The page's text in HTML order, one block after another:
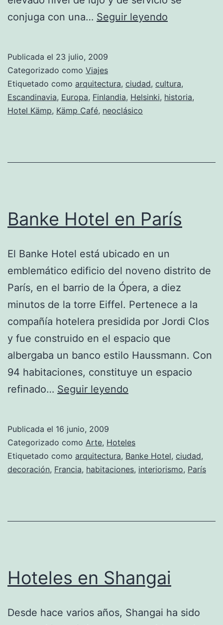
conjuga con una… Seguir leyendo
Publicada el 23 julio, 2009
Categorizado como Viajes
Etiquetado como arquitectura, ciudad, cultura,
Escandinavia, Europa, Finlandia, Helsinki, historia,
Hotel Kämp, Kämp Café, neoclásico
Banke Hotel en París
El Banke Hotel está ubicado en un
emblemático edificio del noveno distrito de
París, en el barrio de la Ópera, a diez
minutos de la torre Eiffel. Pertenece a la
compañía hotelera presidida por Jordi Clos
y fue construido en el espacio que
albergaba un banco estilo Haussmann. Con
94 habitaciones, constituye un espacio
refinado… Seguir leyendo
París
Publicada el 16 junio, 2009
Categorizado como Arte, Hoteles
Etiquetado como arquitectura, Banke Hotel, ciudad,
decoración, Francia, habitaciones, interiorismo, París
Hoteles en Shangai
Desde hace varios años, Shangai ha sido